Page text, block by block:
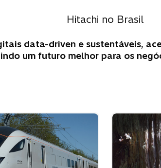
Hitachi no Brasil
data-driven e sustentáveis,
um futuro melhor para os